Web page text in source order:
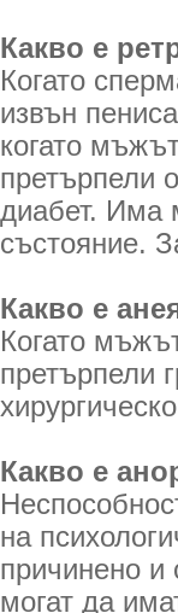
Какво е
Когато
извън
когато
претърпели
диабет. Има
състояние.
Какво е
Когато
претърпели
Какво е
на
причинено и
могат да